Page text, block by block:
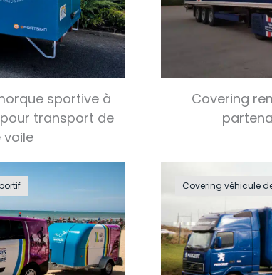
sportive à
transport de
voile
Covering
Covering véhicule